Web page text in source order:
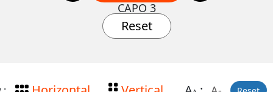
CAPO 3
Reset